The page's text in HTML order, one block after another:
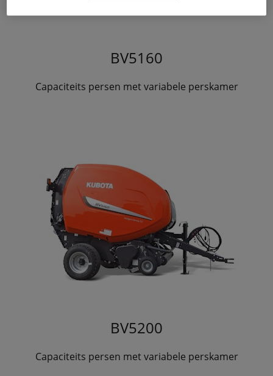
BV5160
Capaciteits persen met variabele perskamer
BV5200
Capaciteits persen met variabele perskamer